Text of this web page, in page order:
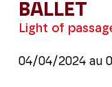
BALLET
Light of
04/04/2024au